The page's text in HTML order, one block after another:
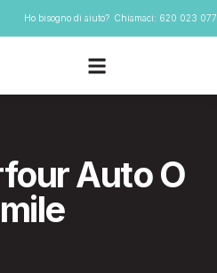
Ho bisogno di aiuto? Chiamaci: 620 023 077
Auto O